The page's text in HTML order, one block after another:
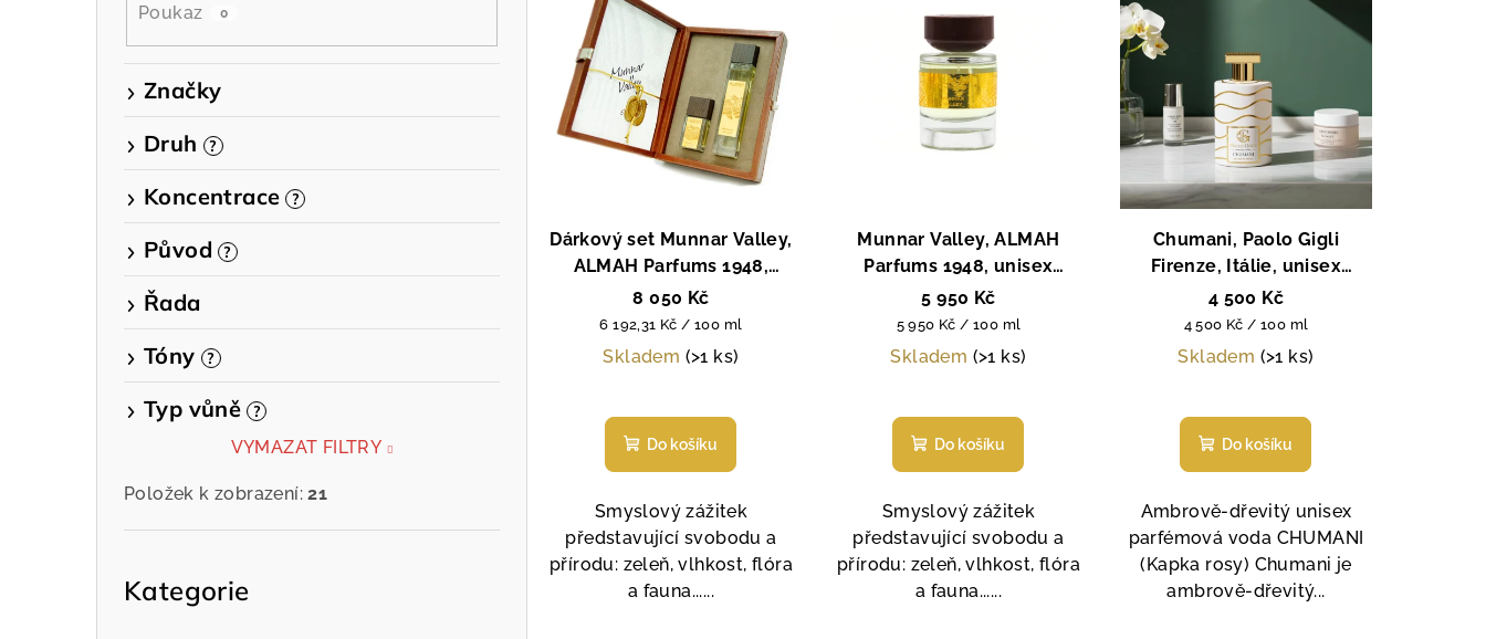
Poukaz 0
Značky
Druh
?
Koncentrace ?
Původ ?
Řada
Tóny
?
Typ vůně ?
VYMAZAT FILTRY
Položek k zobrazení:21
Kategorie
p
r
d
s
o
Dárkový set Munnar Valley,
ALMAH Parfums 1948,
unisex parfémová voda, 100
ml+30ml
8 050 Kč
Měrná
cena:
6 192,31 Kč / 100 ml
Skladem (>1 ks)
Do košíku
Smyslový zážitek
představující svobodu a
přírodu: zeleň, vlhkost, flóra
a fauna......
Munnar Valley, ALMAH
Parfums 1948, unisex
parfémová voda, 100 ml
5 950 Kč
Měrná
cena:
5 950 Kč / 100 ml
Skladem (>1 ks)
Do košíku
Smyslový zážitek
představující svobodu a
přírodu: zeleň, vlhkost, flóra
a fauna......
Chumani, Paolo Gigli
Firenze, Itálie, unisex
parfémová voda, 100 ml
4 500 Kč
Měrná
cena:
4 500 Kč / 100 ml
Skladem (>1 ks)
Do košíku
Ambrově-dřevitý unisex
parfémová voda CHUMANI
(Kapka rosy) Chumani je
ambrově-dřevitý...